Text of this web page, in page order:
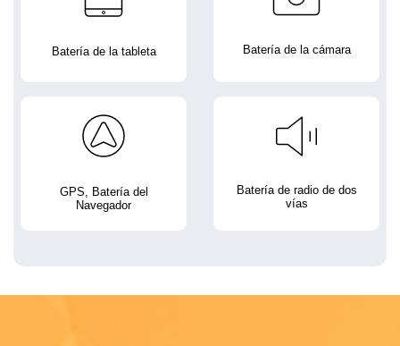
Batería de la tableta Batería de la cámara
GPS, Batería del
Navegador
Batería de radio de dos
vías